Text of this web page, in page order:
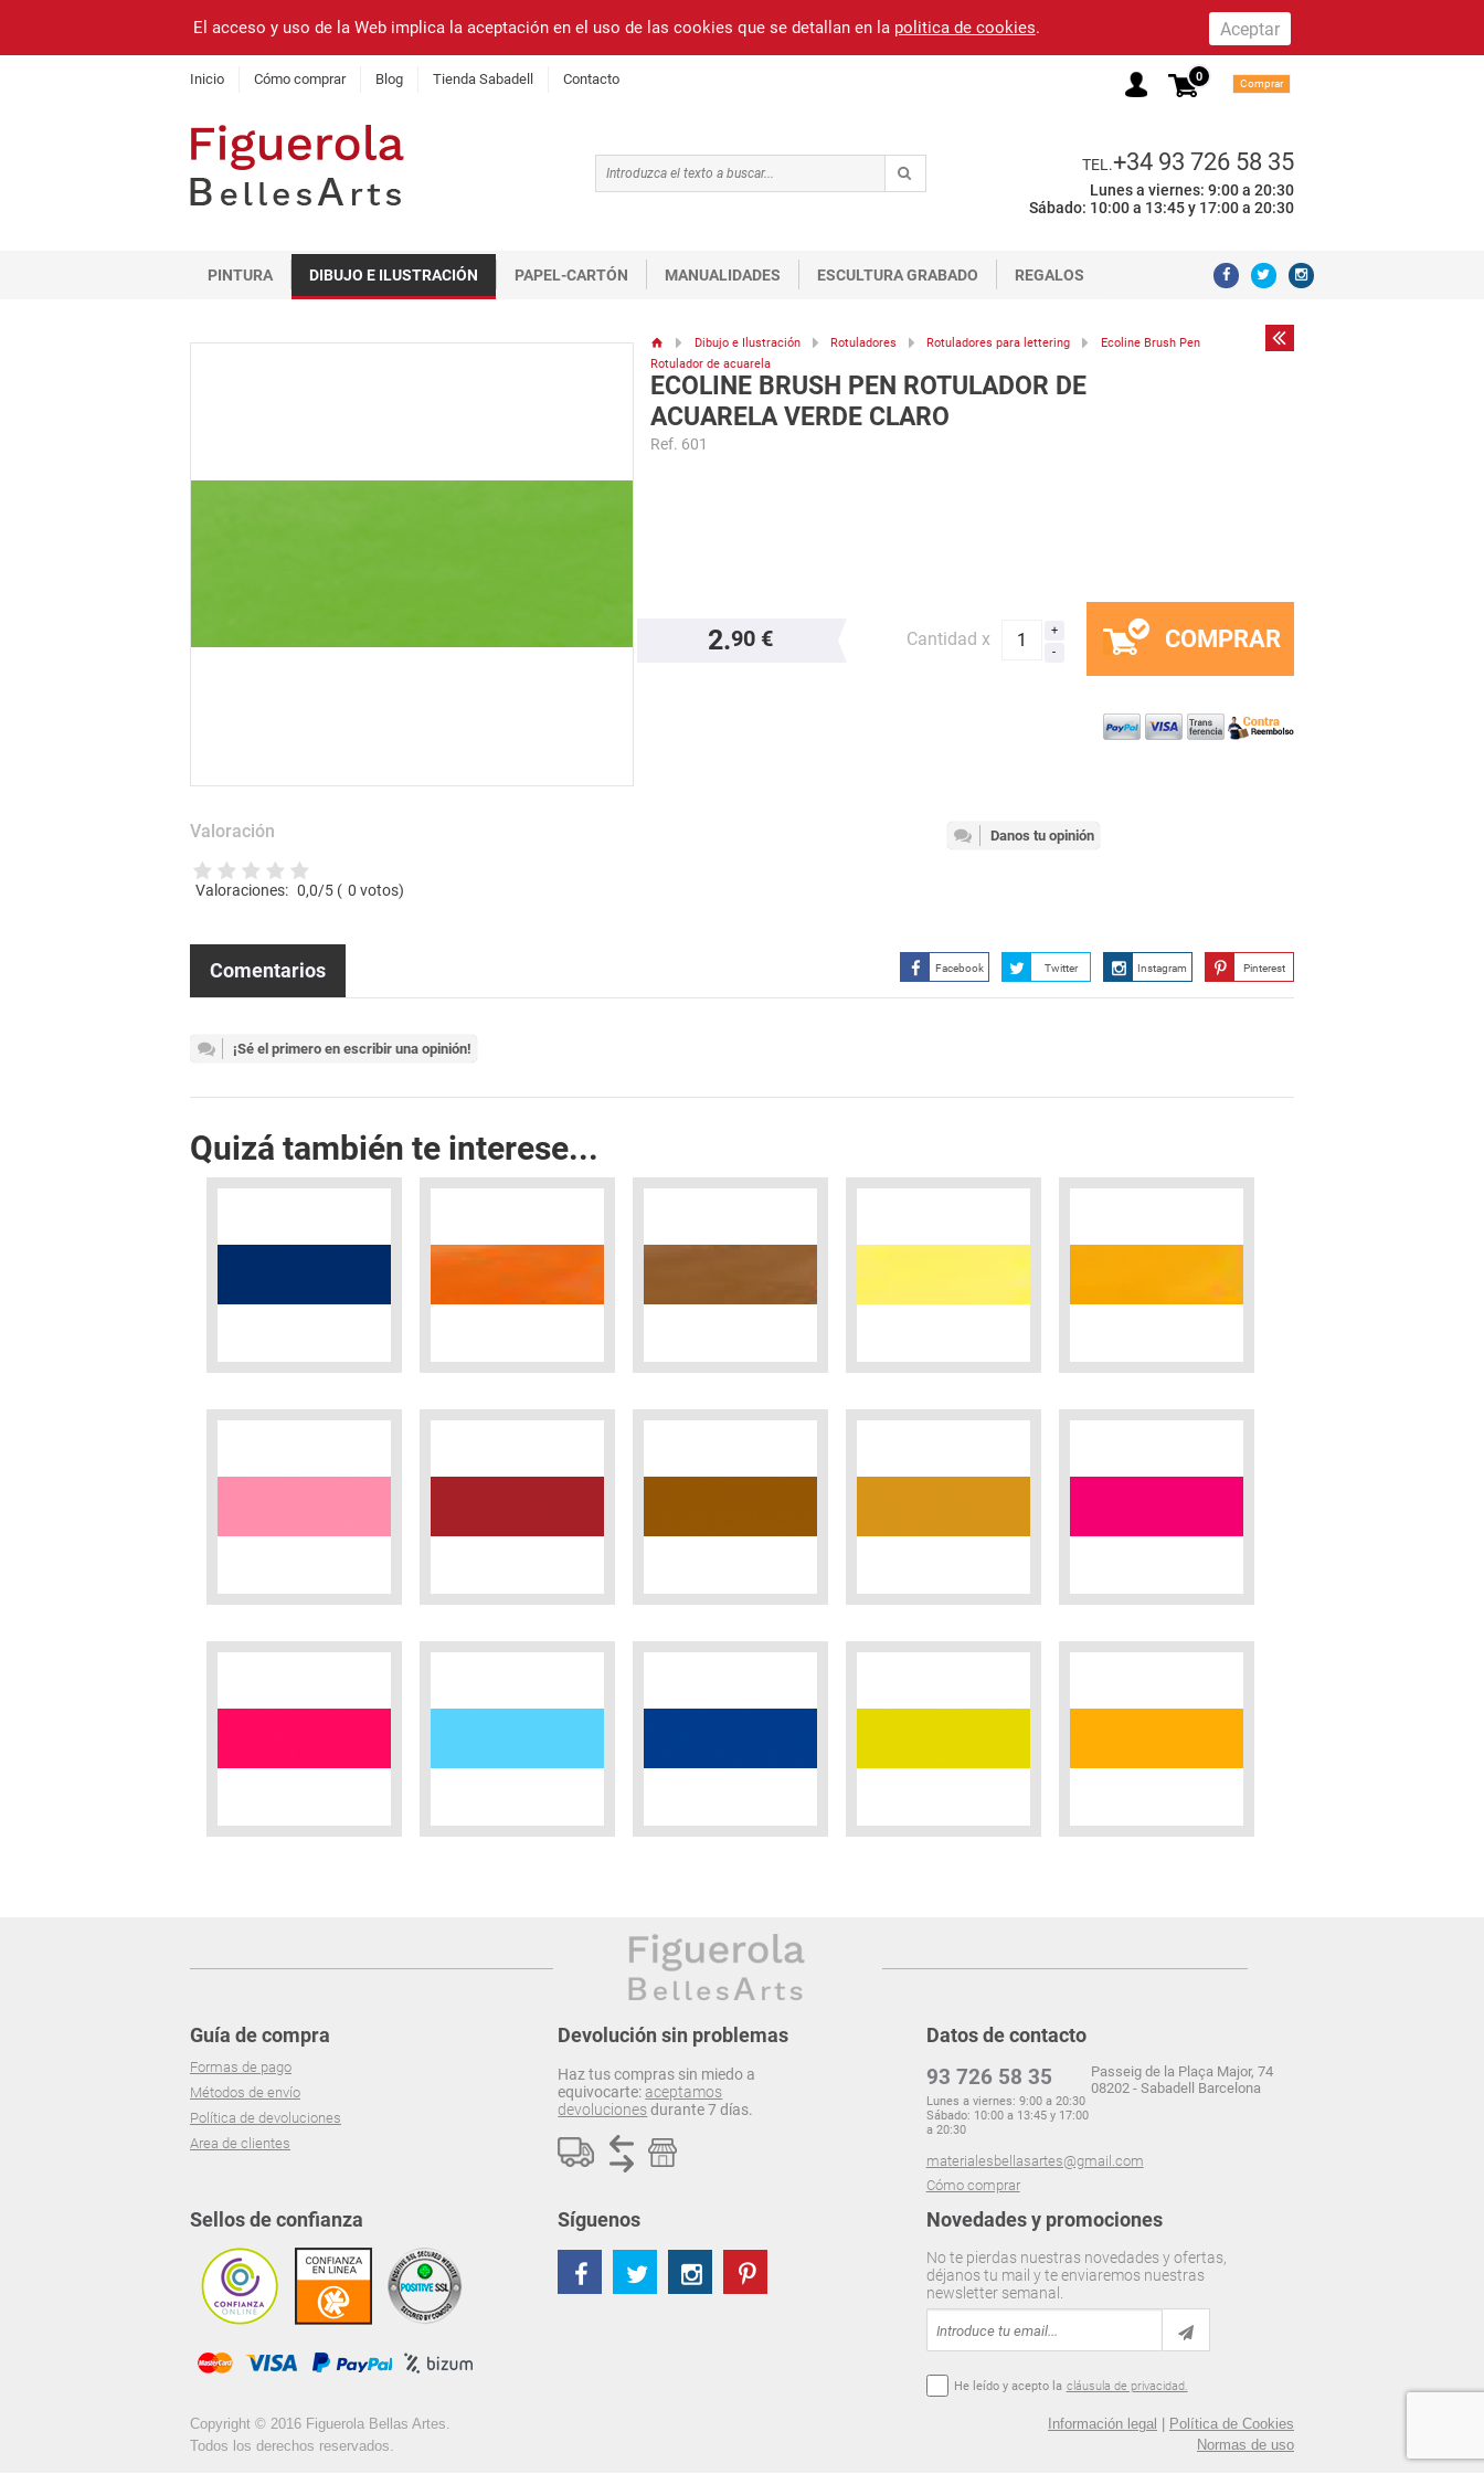
El acceso y uso de la Web implica la aceptación en el uso de las cookies que se detallan en la politica de cookies.
Inicio Cómo comprar Blog Tienda Sabadell Contacto 0 Comprar
TEL.+34 93 726 58 35
Lunes a viernes: 9:00 a 20:30
Sábado: 10:00 a 13:45 y 17:00 a 20:30
PINTURA DIBUJO E ILUSTRACIÓN PAPEL-CARTÓN MANUALIDADES ESCULTURA GRABADO REGALOS
Dibujo e Ilustración Rotuladores Rotuladores para lettering
Ecoline Brush Pen
Rotulador de acuarela
ECOLINE BRUSH PEN ROTULADOR DE
ACUARELA VERDE CLARO
Ref. 601
2.90 € Cantidad x COMPRAR
Danos tu opinión
Valoración
Valoraciones: 0,0/5 ( 0 votos)
Facebook Twitter Instagram Pinterest
Comentarios
¡Sé el primero en escribir una opinión!
Quizá también te interese...
Guía de compra
Formas de pago
Métodos de envío
Política de devoluciones
Area de clientes
Devolución sin problemas
Haz tus compras sin miedo a
equivocarte:aceptamos
devolucionesdurante 7 días.
Datos de contacto
93 726 58 35
Lunes a viernes: 9:00 a 20:30
Sábado: 10:00 a 13:45 y 17:00
a 20:30
materialesbellasartes@gmail.com
Cómo comprar
Passeig de la Plaça Major, 74
08202 - Sabadell Barcelona
Sellos de confianza Novedades y promociones
No te pierdas nuestras novedades y ofertas,
déjanos tu mail y te enviaremos nuestras
newsletter semanal.
He leído y acepto la cláusula de privacidad.
Síguenos
Copyright © 2016 Figuerola Bellas Artes.
Todos los derechos reservados.
Información legal
Política de Cookies
Normas de uso